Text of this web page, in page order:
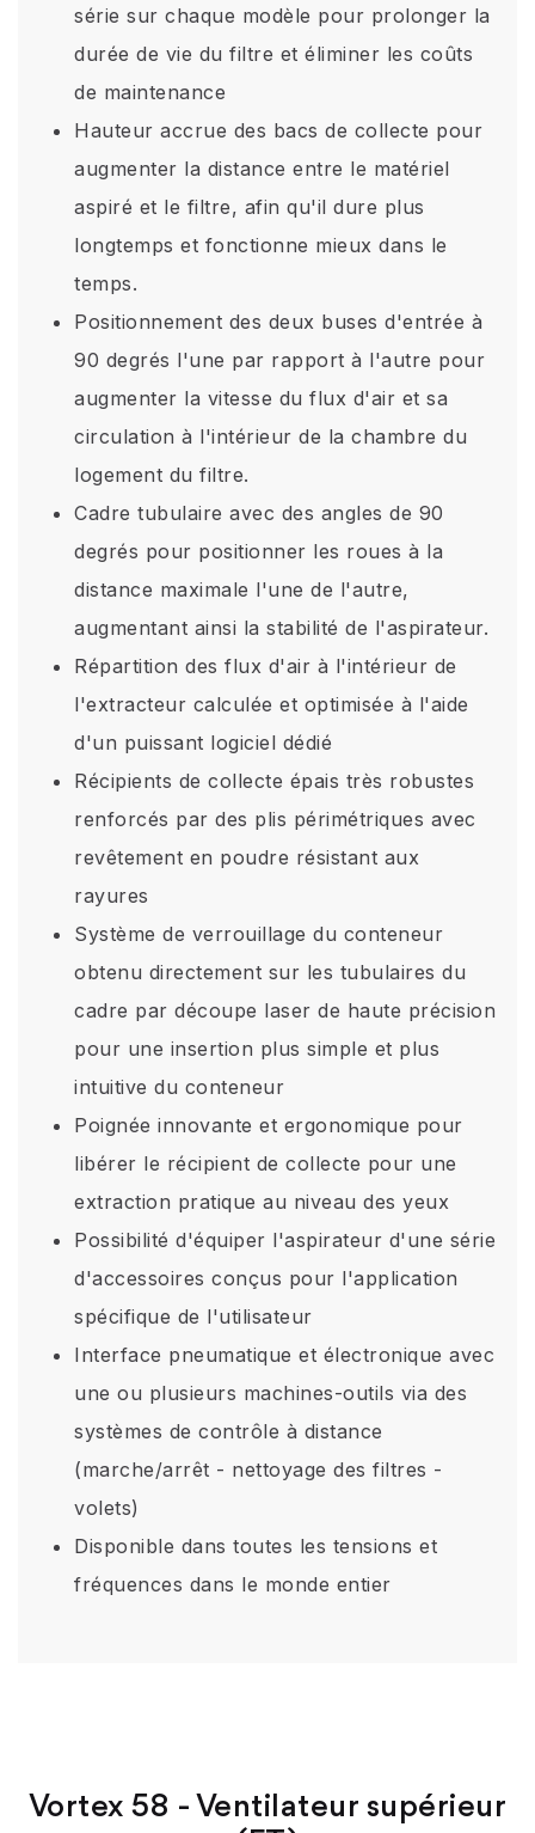
série sur chaque modèle pour prolonger la
durée de vie du filtre et éliminer les coûts
de maintenance
Hauteur accrue des bacs de collecte pour
augmenter la distance entre le matériel
aspiré et le filtre, afin qu'il dure plus
longtemps et fonctionne mieux dans le
temps.
Positionnement des deux buses d'entrée à
90 degrés l'une par rapport à l'autre pour
augmenter la vitesse du flux d'air et sa
circulation à l'intérieur de la chambre du
logement du filtre.
Cadre tubulaire avec des angles de 90
degrés pour positionner les roues à la
distance maximale l'une de l'autre,
augmentant ainsi la stabilité de l'aspirateur.
Répartition des flux d'air à l'intérieur de
l'extracteur calculée et optimisée à l'aide
d'un puissant logiciel dédié
Récipients de collecte épais très robustes
renforcés par des plis périmétriques avec
revêtement en poudre résistant aux
rayures
Système de verrouillage du conteneur
obtenu directement sur les tubulaires du
cadre par découpe laser de haute précision
pour une insertion plus simple et plus
intuitive du conteneur
Poignée innovante et ergonomique pour
libérer le récipient de collecte pour une
extraction pratique au niveau des yeux
Possibilité d'équiper l'aspirateur d'une série
d'accessoires conçus pour l'application
spécifique de l'utilisateur
Interface pneumatique et électronique avec
une ou plusieurs machines-outils via des
systèmes de contrôle à distance
(marche/arrêt - nettoyage des filtres -
volets)
Disponible dans toutes les tensions et
fréquences dans le monde entier
Vortex 58 - Ventilateur supérieur